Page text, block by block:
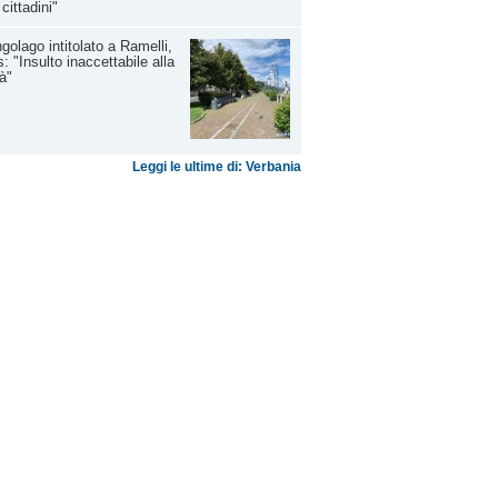
intitolato a Ramelli,
"Insulto inaccettabile alla
Leggi le ultime di: Verbania